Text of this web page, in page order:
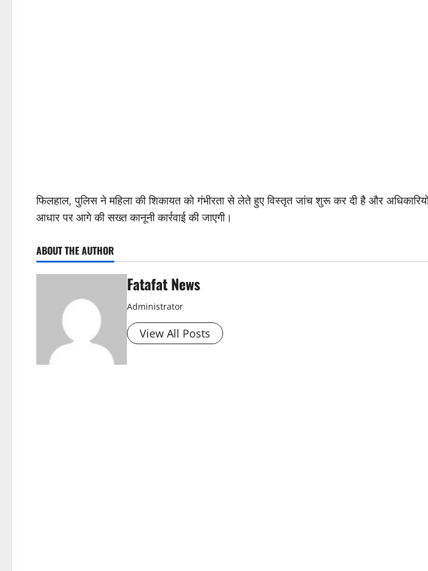
फिलहाल, पुलिस ने महिला की शिकायत को गंभीरता से लेते हुए विस्तृत जांच शुरू कर दी है और
आधार पर आगे की सख्त कानूनी कार्रवाई की जाएगी।
ABOUT THE AUTHOR
Fatafat News
Administrator
View All Posts